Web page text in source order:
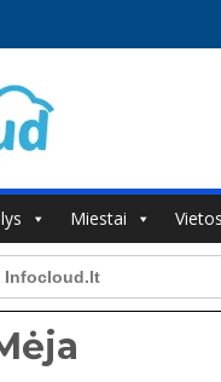
Miestai Vietos